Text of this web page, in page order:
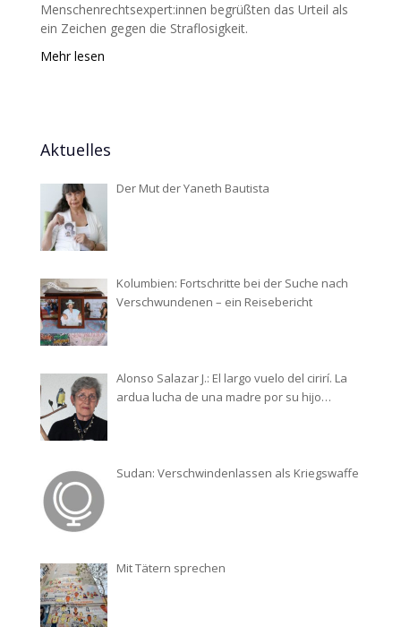
Menschenrechtsexpert:innen begrüßten das Urteil als
ein Zeichen gegen die Straflosigkeit.
Mehr lesen
Aktuelles
Der Mut der Yaneth Bautista
Kolumbien: Fortschritte bei der Suche nach
Verschwundenen – ein Reisebericht
Alonso Salazar J.: El largo vuelo del cirirí. La
ardua lucha de una madre por su hijo
Sudan: Verschwindenlassen als Kriegswaffe
Mit Tätern sprechen